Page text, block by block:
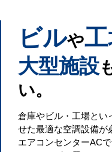
ビルや
大型施設
い。
倉庫やビル・工場とい
せた最適な空調設備が
エアコンセンターAC